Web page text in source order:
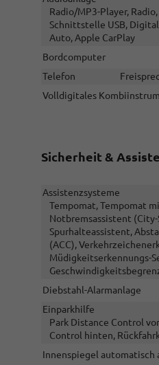
Radio/MP3-Player,
Schnittstelle USB,
Auto, Apple CarPlay
Bordcomputer
Telefon
Volldigitales
Sicherheit &
Assistenzsysteme
Tempomat, Tempomat
Notbremsassistent (City-
Spurhalteassistent,
(ACC),
Müdigkeitserkennungs-
Diebstahl-Alarmanlage
Einparkhilfe
Park Distance Control
Control hinten,
Innenspiegel automatisch